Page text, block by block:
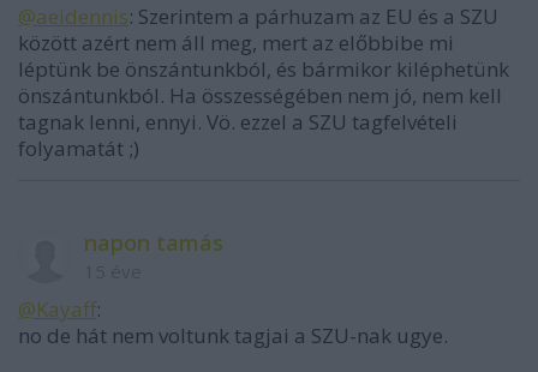
@aeidennis: Szerintem a párhuzam az EU és a SZU
között azért nem áll meg, mert az előbbibe mi
léptünk be önszántunkból, és bármikor kiléphetünk
önszántunkból. Ha összességében nem jó, nem kell
tagnak lenni, ennyi. Vö. ezzel a SZU tagfelvételi
folyamatát ;)
napon tamás
@Kayaff:
no de hát nem voltunk tagjai a SZU-nak ugye.